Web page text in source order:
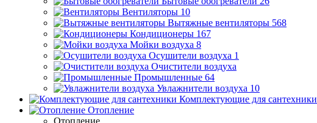
Вентиляторы 10
Вытяжные вентиляторы 568
Кондиционеры 167
Мойки воздуха 8
Осушители воздуха 1
Очистители воздуха
Промышленные 64
Увлажнители воздуха 10
Комплектующие для сантехники
Отопление
Отопление